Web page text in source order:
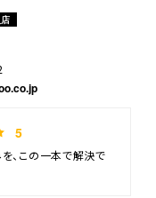
5
、この一本で解決で